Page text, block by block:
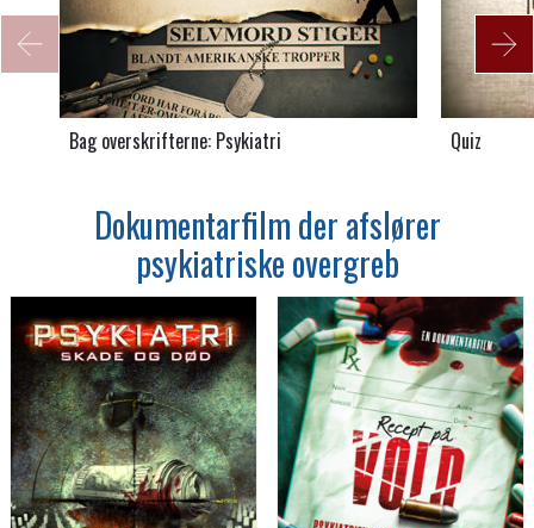
Bag overskrifterne: Psykiatri Quiz
Dokumentarfilm der afslører
psykiatriske overgreb